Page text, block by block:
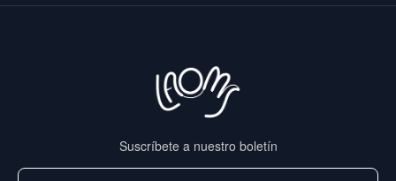
Suscríbete a nuestro boletín